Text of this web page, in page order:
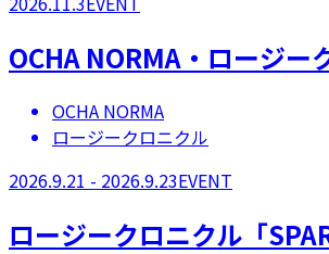
OCHA NORMA・ロージー
OCHA NORMA
ロージークロニクル
2026.9.21 - 2026.9.23EVENT
ロージークロニクル「